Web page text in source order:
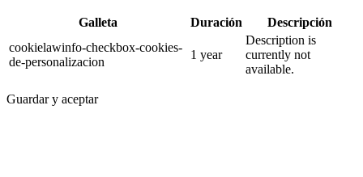
Galleta Duración
Descripción
cookielawinfo-checkbox-cookies-
de-personalizacion
1 year
Description is
currently not
available.
Guardar y aceptar